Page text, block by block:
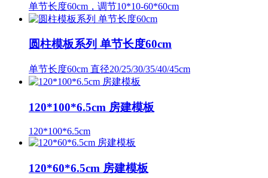
单节长度60cm，调节10*10-60*60cm
圆柱模板系列 单节长度60cm
单节长度60cm 直径20/25/30/35/40/45cm
120*100*6.5cm 房建模板
120*100*6.5cm
120*60*6.5cm 房建模板